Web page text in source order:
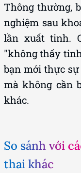
Thông thường,
nghiệm sau
lần xuất tinh.
"không thấy
bạn mới thực
mà không cần
khác.
So sánh với
thai khác